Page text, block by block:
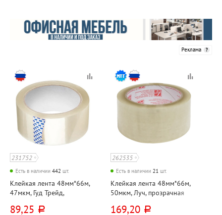
Реклама
231752
Есть в наличии 442 шт.
Клейкая лента 48мм*66м,
47мкм, Гуд Трейд,
89,25 руб.
262535
Есть в наличии 21 шт.
Клейкая лента 48мм*66м,
50мкм, Луч, прозрачная
169,20 руб.